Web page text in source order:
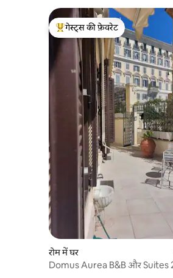
गेस्ट्स का टॉप फ़ेवरेट
गेस्ट्स की फ़ेवरेट
रोम में घर
Domus Aurea B&B और Suites 2